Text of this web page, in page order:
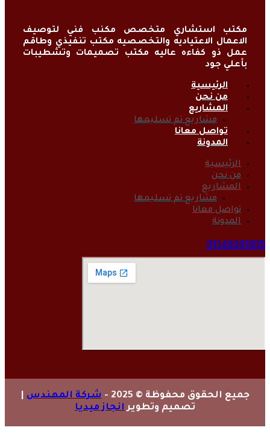
مكتب استشاري متخصص مكنب فني لتوصيف
الاعمال الاعتياديه والتخصصيه مكتب تنفيذي وطاقم
عمل ذو كفاءه عاليه مكتب تصميمات وتشطيبات
بأعلي جود
الرئيسية
من نحن
المشاريع
مشاريع تم تسليمها
تواصل معانا
المدونة
الرئيسية
من نحن
المشاريع
مشاريع تم تسليمها
تواصل معانا
المدونة
01146591815
جميع الحقوق محفوظة © 2025 - شركة المهندس|
تصميم وتطويرانجاز ميديا